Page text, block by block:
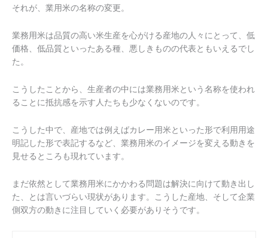
それが、業用米の名称の変更。
業務用米は品質の高い米生産を心がける産地の人々にとって、低
価格、低品質といったある種、悪しきものの代表ともいえるでし
た。
こうしたことから、生産者の中には業務用米という名称を使われ
ることに抵抗感を示す人たちも少なくないのです。
こうした中で、産地では例えばカレー用米といった形で利用用途
明記した形で表記するなど、業務用米のイメージを変える動きを
見せるところも現れています。
まだ依然として業務用米にかかわる問題は解決に向けて動き出し
た、とは言いづらい現状があります。こうした産地、そして企業
側双方の動きに注目していく必要がありそうです。